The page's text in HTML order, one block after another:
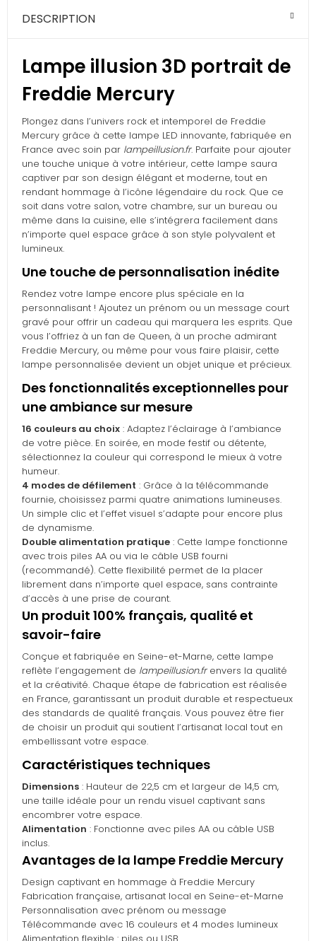
DESCRIPTION
Lampe illusion 3D portrait de
Freddie Mercury
Plongez dans l’univers rock et intemporel de Freddie
Mercury grâce à cette lampe LED innovante, fabriquée en
France avec soin par lampeillusion.fr. Parfaite pour ajouter
une touche unique à votre intérieur, cette lampe saura
captiver par son design élégant et moderne, tout en
rendant hommage à l’icône légendaire du rock. Que ce
soit dans votre salon, votre chambre, sur un bureau ou
même dans la cuisine, elle s’intégrera facilement dans
n’importe quel espace grâce à son style polyvalent et
lumineux.
Une touche de personnalisation inédite
Rendez votre lampe encore plus spéciale en la
personnalisant ! Ajoutez un prénom ou un message court
gravé pour offrir un cadeau qui marquera les esprits. Que
vous l’offriez à un fan de Queen, à un proche admirant
Freddie Mercury, ou même pour vous faire plaisir, cette
lampe personnalisée devient un objet unique et précieux.
Des fonctionnalités exceptionnelles pour
une ambiance sur mesure
16 couleurs au choix : Adaptez l’éclairage à l’ambiance
de votre pièce. En soirée, en mode festif ou détente,
sélectionnez la couleur qui correspond le mieux à votre
humeur.
4 modes de défilement : Grâce à la télécommande
fournie, choisissez parmi quatre animations lumineuses.
Un simple clic et l’effet visuel s’adapte pour encore plus
de dynamisme.
Double alimentation pratique : Cette lampe fonctionne
avec trois piles AA ou via le câble USB fourni
(recommandé). Cette flexibilité permet de la placer
librement dans n’importe quel espace, sans contrainte
d’accès à une prise de courant.
Un produit 100% français, qualité et
savoir-faire
Conçue et fabriquée en Seine-et-Marne, cette lampe
reflète l’engagement de lampeillusion.frenvers la qualité
et la créativité. Chaque étape de fabrication est réalisée
en France, garantissant un produit durable et respectueux
des standards de qualité français. Vous pouvez être fier
de choisir un produit qui soutient l’artisanat local tout en
embellissant votre espace.
Caractéristiques techniques
Dimensions : Hauteur de 22,5 cm et largeur de 14,5 cm,
une taille idéale pour un rendu visuel captivant sans
encombrer votre espace.
Alimentation : Fonctionne avec piles AA ou câble USB
inclus.
Avantages de la lampe Freddie Mercury
Design captivant en hommage à Freddie Mercury
Fabrication française, artisanat local en Seine-et-Marne
Personnalisation avec prénom ou message
Télécommande avec 16 couleurs et 4 modes lumineux